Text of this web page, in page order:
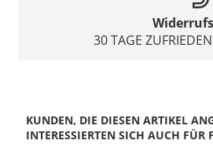
30 TAGE
KUNDEN, DIE DIESEN ARTIKEL
INTERESSIERTEN SICH AUCH FÜR